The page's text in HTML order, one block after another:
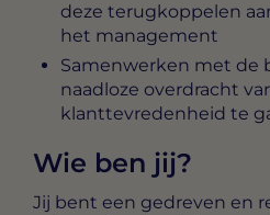
deze terugkoppelen
het management
Samenwerken met de
naadloze overdracht
klanttevredenheid te
Wie ben jij?
Jij bent een gedreven en